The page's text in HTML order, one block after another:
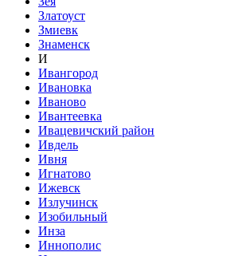
Златоуст
Змиевк
Знаменск
И
Ивангород
Ивановка
Иваново
Ивантеевка
Ивацевичский район
Ивдель
Ивня
Игнатово
Ижевск
Излучинск
Изобильный
Инза
Иннополис